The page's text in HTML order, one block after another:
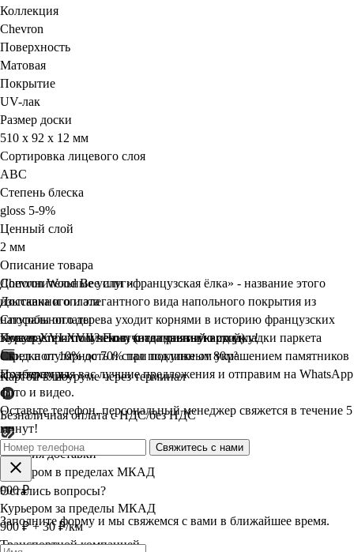
Коллекция
Chevron
Поверхность
Матовая
Покрытие
UV-лак
Размер доски
510 x 92 x 12 мм
Сортировка лицевого слоя
ABC
Степень блеска
gloss 5-9%
Ценный слой
2 мм
Описание товара
Chevron Wood Bee или «французская ёлка» - название этого
изысканного и элегантного вида напольного покрытия из
натурального дерева уходит корнями в историю французских
замков XVI-XVII веков, когда данный вид укладки паркета
обрел популярность и стал подлинным украшением памятников
архитектуры.
Дополнительные услуги
Доставка и оплата
Способы оплаты
Курьеру при получении (наличными/картой)
Картой в шоуруме через терминал
Безналичная оплата с НДС/без НДС
Условия доставки
Курьером в пределах МКАД
900 ₽
Курьером за пределы МКАД
900 ₽ + 30 ₽/км
Транспортной компанией
Покупаете оптом? Получитеприятнуюскидку!
Скидка от 10% до 70% при покупке от 80м²
Подберем для вас лучшие предложения и отправим на WhatsApp
фото и видео.
Оставьте телефон, персональный менеджер свяжется в течение 5
минут!
Свяжитесь с нами
Остались вопросы?
Заполните форму и мы свяжемся с вами в ближайшее время.